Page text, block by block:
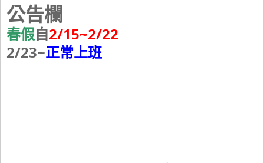
公告欄
春假自2/15~2/22
2/23~正常上班